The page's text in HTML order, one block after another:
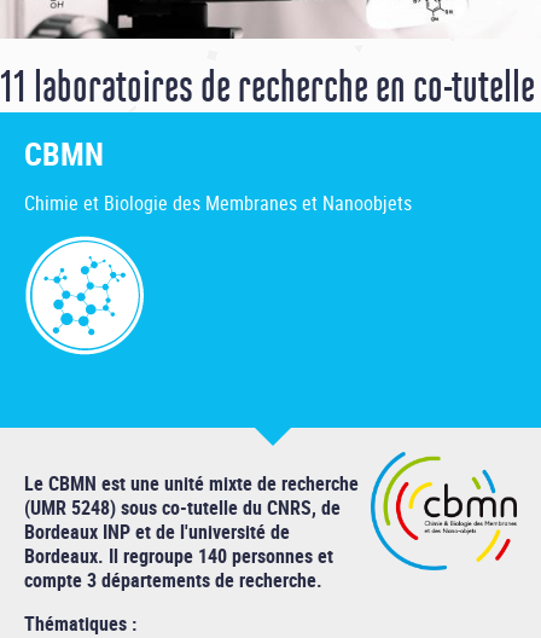
11 laboratoires de recherche en co-tutelle
CBMN
Chimie et Biologie des Membranes et Nanoobjets
Le CBMN est une unité mixte de recherche
(UMR 5248) sous co-tutelle du CNRS, de
Bordeaux INP et de l'université de
Bordeaux. Il regroupe 140 personnes et
compte 3 départements de recherche.
Thématiques :